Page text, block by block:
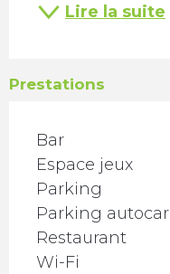
Lire la suite
Prestations
Bar
Espace jeux
Parking
Parking autocar
Restaurant
Wi-Fi